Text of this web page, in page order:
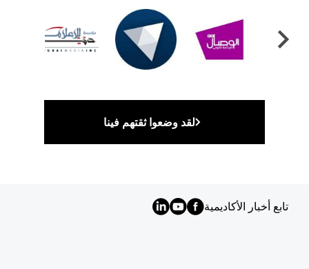
لقد وضعوا ثقتهم فينا
تابع أخبار الأكاديمية